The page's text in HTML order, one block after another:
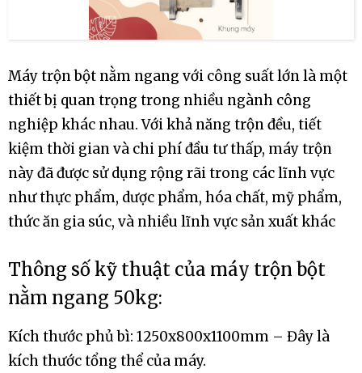
Máy trộn bột nằm ngang với công suất lớn là một
thiết bị quan trọng trong nhiều ngành công
nghiệp khác nhau. Với khả năng trộn đều, tiết
kiệm thời gian và chi phí đầu tư thấp, máy trộn
này đã được sử dụng rộng rãi trong các lĩnh vực
như thực phẩm, dược phẩm, hóa chất, mỹ phẩm,
thức ăn gia súc, và nhiều lĩnh vực sản xuất khác
Thông số kỹ thuật của máy trộn bột
nằm ngang 50kg:
Kích thước phủ bì: 1250x800x1100mm – Đây là
kích thước tổng thể của máy.